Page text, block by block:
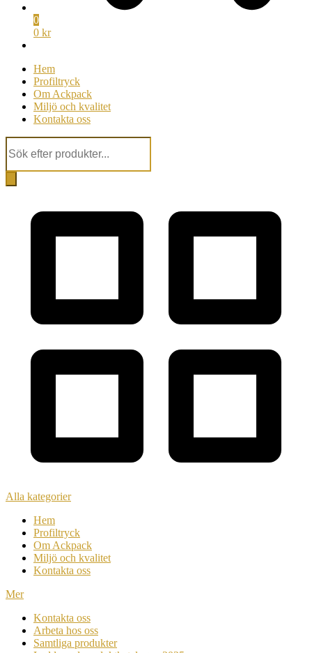
0
0 kr
Hem
Profiltryck
Om Ackpack
Miljö och kvalitet
Kontakta oss
Products
search
Alla kategorier
Hem
Profiltryck
Om Ackpack
Miljö och kvalitet
Kontakta oss
Mer
Kontakta oss
Arbeta hos oss
Samtliga produkter